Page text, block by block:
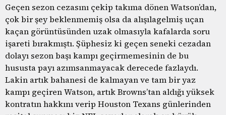
Geçen sezon cezasını çekip takıma dönen Watson’dan,
çok bir şey beklenmemiş olsa da alışılagelmiş uçan
kaçan görüntüsünden uzak olmasıyla kafalarda soru
işareti bırakmıştı. Şüphesiz ki geçen seneki cezadan
dolayı sezon başı kampı geçirmemesinin de bu
hususta payı azımsanmayacak derecede fazlaydı.
Lakin artık bahanesi de kalmayan ve tam bir yaz
kampı geçiren Watson, artık Browns’tan aldığı yüksek
kontratın hakkını verip Houston Texans günlerinden